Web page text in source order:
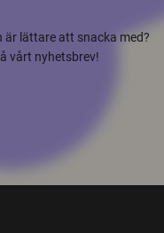
är lättare att snacka med?
vårt nyhetsbrev!